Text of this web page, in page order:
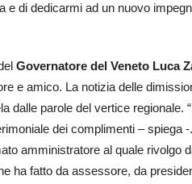
e di dedicarmi ad un nuovo
Governatore del Veneto Luca
e amico. La notizia delle
dalle parole del vertice regionale.
dei complimenti – spiega
amministratore al quale rivolgo
ha fatto da assessore, da